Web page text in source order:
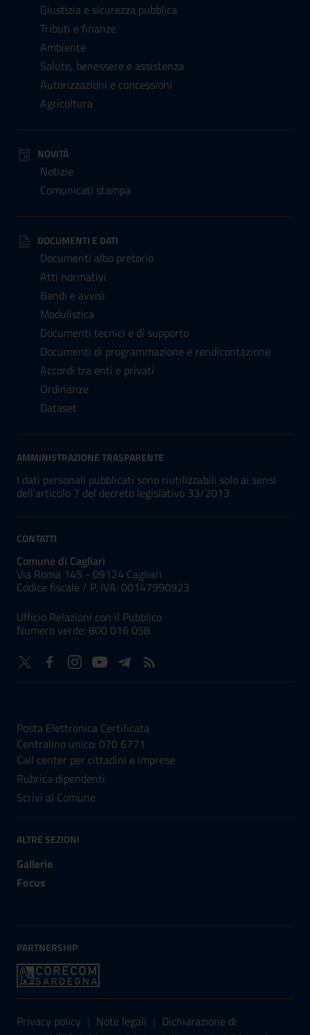
Giustizia e sicurezza pubblica
Tributi e finanze
Ambiente
Salute, benessere e assistenza
Autorizzazioni e concessioni
Agricoltura
NOVITÀ
Notizie
Comunicati stampa
DOCUMENTI E DATI
Documenti albo pretorio
Atti normativi
Bandi e avvisi
Modulistica
Documenti tecnici e di supporto
Documenti di programmazione e rendicontazione
Accordi tra enti e privati
Ordinanze
Dataset
AMMINISTRAZIONE TRASPARENTE
I dati personali pubblicati sono riutilizzabili solo ai sensi
dell'articolo 7 del decreto legislativo 33/2013
CONTATTI
Comune di Cagliari
Via Roma 145 - 09124 Cagliari
Codice fiscale / P. IVA: 00147990923
Ufficio Relazioni con il Pubblico
Numero verde: 800 016 058
Posta Elettronica Certificata
Centralino unico: 070 6771
Call center per cittadini e imprese
Rubrica dipendenti
Scrivi al Comune
ALTRE SEZIONI
Gallerie
Focus
PARTNERSHIP
Sezione Link Utili
Privacy policy | Note legali | Dichiarazione di